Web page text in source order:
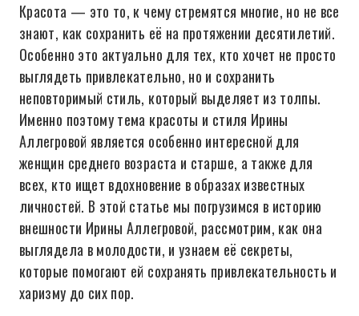
Красота — это то, к чему стремятся многие, но не все
знают, как сохранить её на протяжении десятилетий.
Особенно это актуально для тех, кто хочет не просто
выглядеть привлекательно, но и сохранить
неповторимый стиль, который выделяет из толпы.
Именно поэтому тема красоты и стиля Ирины
Аллегровой является особенно интересной для
женщин среднего возраста и старше, а также для
всех, кто ищет вдохновение в образах известных
личностей. В этой статье мы погрузимся в историю
внешности Ирины Аллегровой, рассмотрим, как она
выглядела в молодости, и узнаем её секреты,
которые помогают ей сохранять привлекательность и
харизму до сих пор.